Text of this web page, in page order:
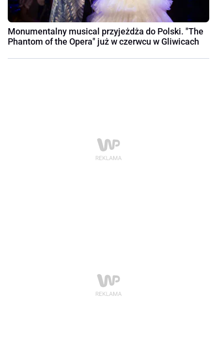
Monumentalny musical przyjeżdża do Polski. "The
Phantom of the Opera" już w czerwcu w Gliwicach